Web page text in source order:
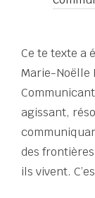
Ce te texte a
Marie-Noëlle
agissant,
des
ils vivent.